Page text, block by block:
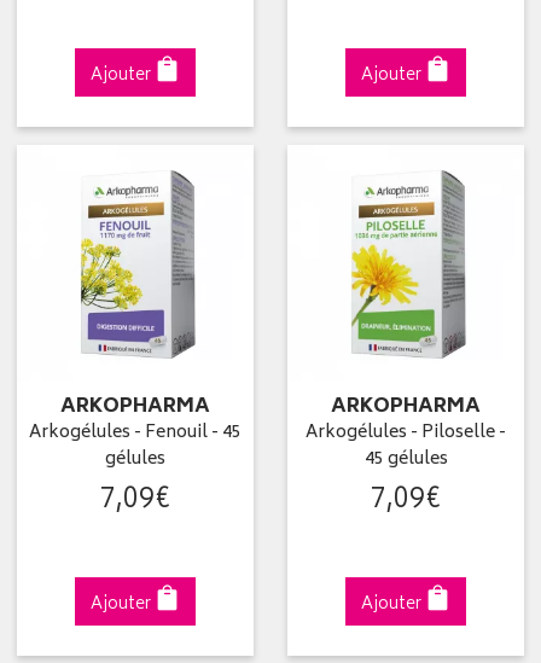
Ajouter Ajouter
ARKOPHARMA
Arkogélules - Fenouil - 45
gélules
7,09€
Ajouter
ARKOPHARMA
Arkogélules - Piloselle -
45 gélules
7,09€
Ajouter